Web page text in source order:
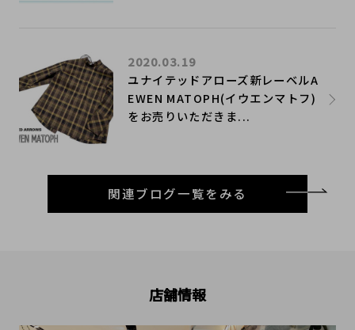
ユナイテッドアローズ新レーベルA
EWEN MATOPH(イウエンマトフ)
をお売りいただきま...
2020.03.19
関連ブログ一覧をみる
店舗情報